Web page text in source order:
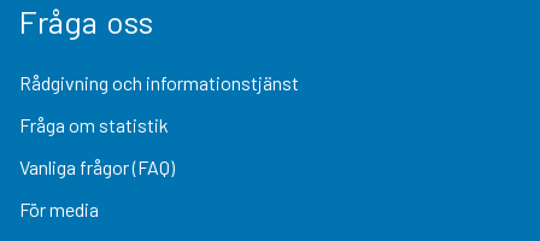
Fråga oss
Rådgivning och informationstjänst
Fråga om statistik
Vanliga frågor (FAQ)
För media